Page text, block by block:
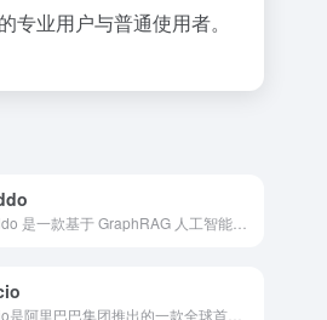
业用户与普通使用者。